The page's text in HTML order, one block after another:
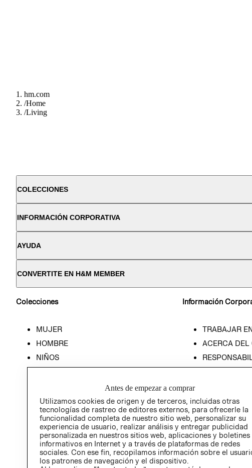
hm.com
/Home
/Living
COLECCIONES
INFORMACIÓN CORPORATIVA
AYUDA
CONVERTITE EN H&M MEMBER
Colecciones
MUJER
HOMBRE
NIÑOS
Información
TRABAJAR
ACERCA DEL
RELACIÓN
POLÍTICA
Antes de empezar a comprar
Utilizamos cookies de origen y de terceros, incluidas otras
tecnologías de rastreo de editores externos, para ofrecerle la
funcionalidad completa de nuestro sitio web, personalizar su
experiencia de usuario, realizar análisis y entregar publicidad
personalizada en nuestros sitios web, aplicaciones y boletines
informativos en Internet y a través de plataformas de redes
sociales. Con ese fin, recopilamos información sobre el
los patrones de navegación y el dispositivo.